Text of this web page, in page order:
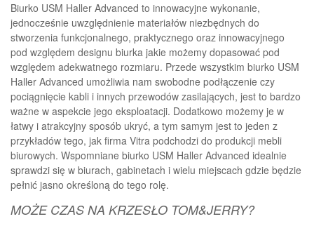
Biurko USM Haller Advanced to innowacyjne wykonanie,
jednocześnie uwzględnienie materiałów niezbędnych do
stworzenia funkcjonalnego, praktycznego oraz innowacyjnego
pod względem designu biurka jakie możemy dopasować pod
względem adekwatnego rozmiaru. Przede wszystkim biurko USM
Haller Advanced umożliwia nam swobodne podłączenie czy
pociągnięcie kabli i innych przewodów zasilających, jest to bardzo
ważne w aspekcie jego eksploatacji. Dodatkowo możemy je w
łatwy i atrakcyjny sposób ukryć, a tym samym jest to jeden z
przykładów tego, jak firma Vitra podchodzi do produkcji mebli
biurowych. Wspomniane biurko USM Haller Advanced idealnie
sprawdzi się w biurach, gabinetach i wielu miejscach gdzie będzie
pełnić jasno określoną do tego rolę.
MOŻE CZAS NA KRZESŁO TOM&JERRY?